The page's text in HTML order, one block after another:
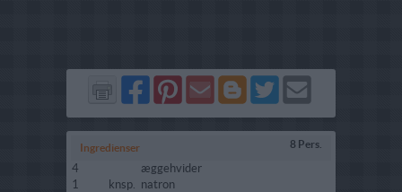
Del
på
Facebook
Del
på
Pinterest
Send
via
GMail
Del
på
Blogger
Del
på
Twitter
Send
Ingredienser 8 Pers.
4
æggehvider
1
knsp. natron